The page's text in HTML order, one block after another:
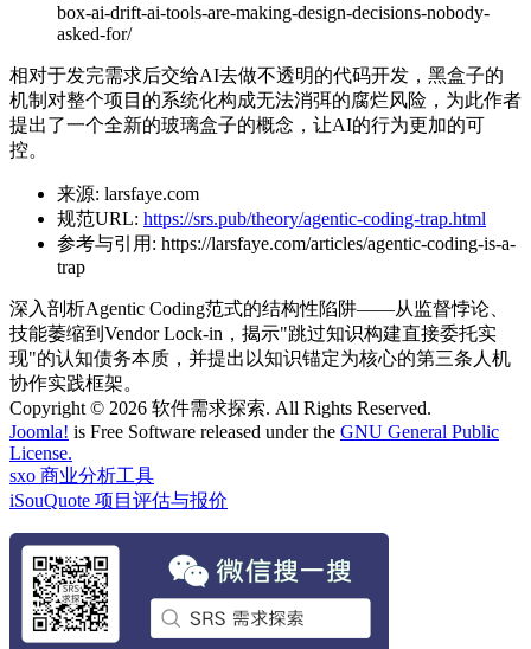
box-ai-drift-ai-tools-are-making-design-decisions-nobody-
asked-for/
相对于发完需求后交给AI去做不透明的代码开发，黑盒子的
机制对整个项目的系统化构成无法消弭的腐烂风险，为此作者
提出了一个全新的玻璃盒子的概念，让AI的行为更加的可
控。
来源: larsfaye.com
规范URL: https://srs.pub/theory/agentic-coding-trap.html
参考与引用: https://larsfaye.com/articles/agentic-coding-is-a-
trap
深入剖析Agentic Coding范式的结构性陷阱——从监督悖论、
技能萎缩到Vendor Lock-in，揭示"跳过知识构建直接委托实
现"的认知债务本质，并提出以知识锚定为核心的第三条人机
协作实践框架。
Copyright © 2026 软件需求探索. All Rights Reserved.
Joomla! is Free Software released under the GNU General Public
License.
sxo 商业分析工具
iSouQuote 项目评估与报价